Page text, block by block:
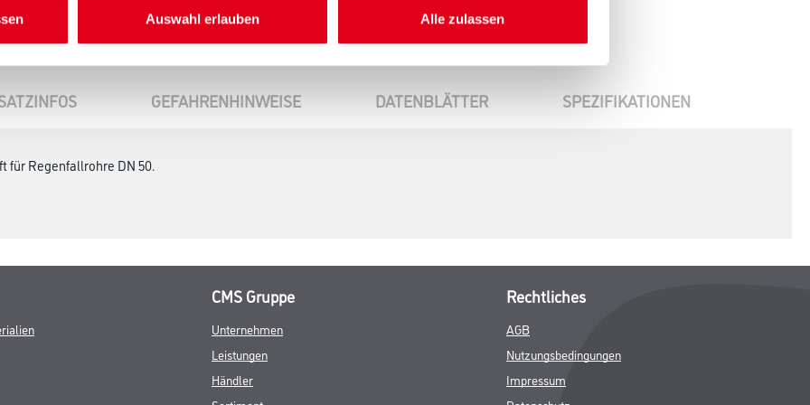
Auswahl erlauben Alle zulassen
GEFAHRENHINWEISE DATENBLÄTTER SPEZIFIKATIONEN
für Regenfallrohre DN 50.
CMS Gruppe
Unternehmen
Leistungen
Händler
Rechtliches
AGB
Nutzungsbedingungen
Impressum